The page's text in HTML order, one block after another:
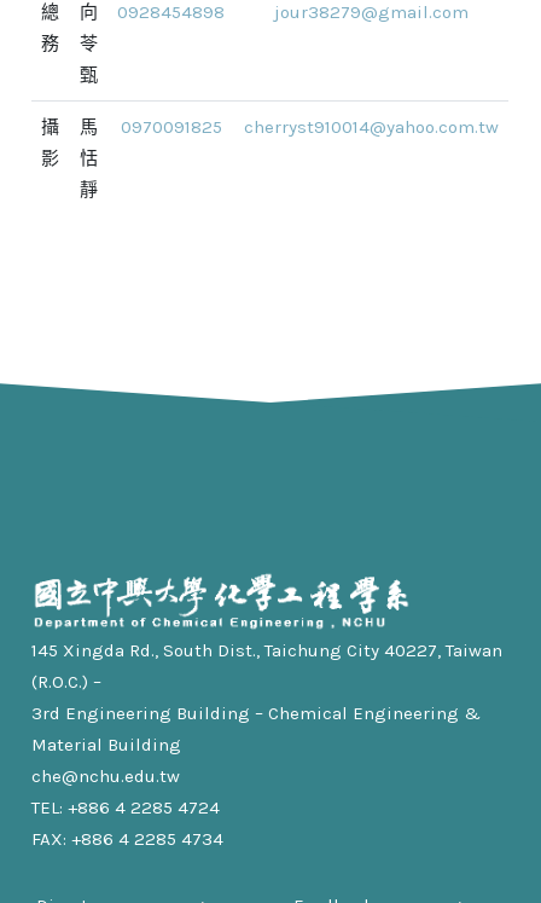
總
務
向
苓
甄
0928454898 jour38279@gmail.com
攝
影
馬
恬
靜
0970091825 cherryst910014@yahoo.com.tw
145 Xingda Rd., South Dist., Taichung City 40227, Taiwan
(R.O.C.) –
3rd Engineering Building – Chemical Engineering &
Material Building
che@nchu.edu.tw
TEL: +886 4 2285 4724
FAX: +886 4 2285 4734